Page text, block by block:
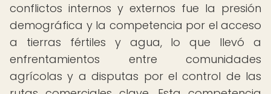
conflictos internos y externos fue la presión
demográfica y la competencia por el acceso
a tierras fértiles y agua, lo que llevó a
enfrentamientos entre comunidades
agrícolas y a disputas por el control de las